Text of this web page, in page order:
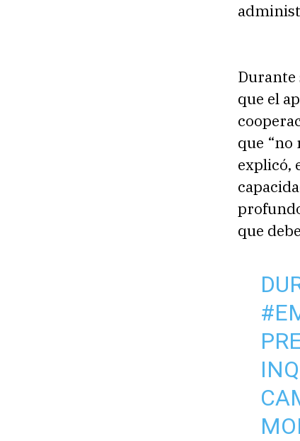
Durante
que el
que “no
explicó,
que